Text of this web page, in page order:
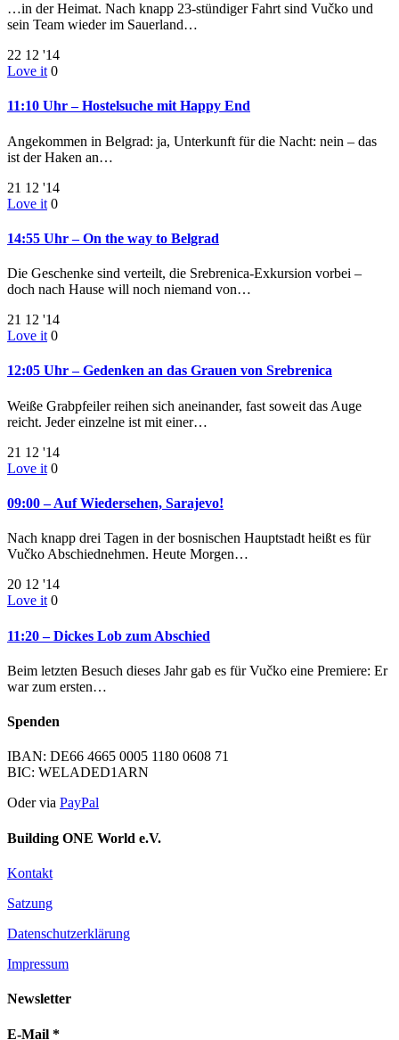
…in der Heimat. Nach knapp 23-stündiger Fahrt sind Vučko und
sein Team wieder im Sauerland…
22 12 '14
Love it 0
11:10 Uhr – Hostelsuche mit Happy End
Angekommen in Belgrad: ja, Unterkunft für die Nacht: nein – das
ist der Haken an…
21 12 '14
Love it 0
14:55 Uhr – On the way to Belgrad
Die Geschenke sind verteilt, die Srebrenica-Exkursion vorbei –
doch nach Hause will noch niemand von…
21 12 '14
Love it 0
12:05 Uhr – Gedenken an das Grauen von Srebrenica
Weiße Grabpfeiler reihen sich aneinander, fast soweit das Auge
reicht. Jeder einzelne ist mit einer…
21 12 '14
Love it 0
09:00 – Auf Wiedersehen, Sarajevo!
Nach knapp drei Tagen in der bosnischen Hauptstadt heißt es für
Vučko Abschiednehmen. Heute Morgen…
20 12 '14
Love it 0
11:20 – Dickes Lob zum Abschied
Beim letzten Besuch dieses Jahr gab es für Vučko eine Premiere: Er
war zum ersten…
Spenden
IBAN: DE66 4665 0005 1180 0608 71
BIC: WELADED1ARN
Oder via PayPal
Building ONE World e.V.
Kontakt
Satzung
Datenschutzerklärung
Impressum
Newsletter
E-Mail *